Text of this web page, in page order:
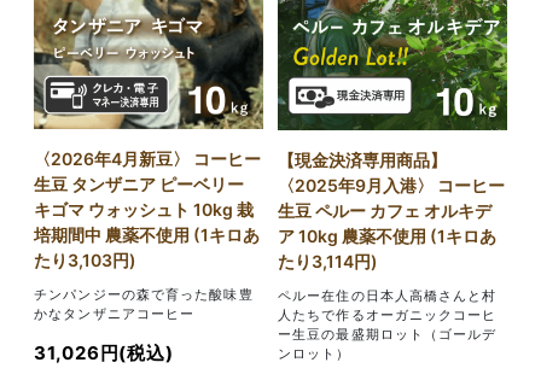
〈2026年4月新豆〉 コーヒー
生豆 タンザニア ピーベリー
キゴマ ウォッシュト 10kg 栽
培期間中 農薬不使用 (1キロあ
たり3,103円)
チンパンジーの森で育った酸味豊
かなタンザニアコーヒー
31,026円(税込)
【現金決済専用商品】
〈2025年9月入港〉 コーヒー
生豆 ペルー カフェ オルキデ
ア 10kg 農薬不使用 (1キロあ
たり3,114円)
ペルー在住の日本人高橋さんと村
人たちで作るオーガニックコーヒ
ー生豆の最盛期ロット（ゴールデ
ンロット）